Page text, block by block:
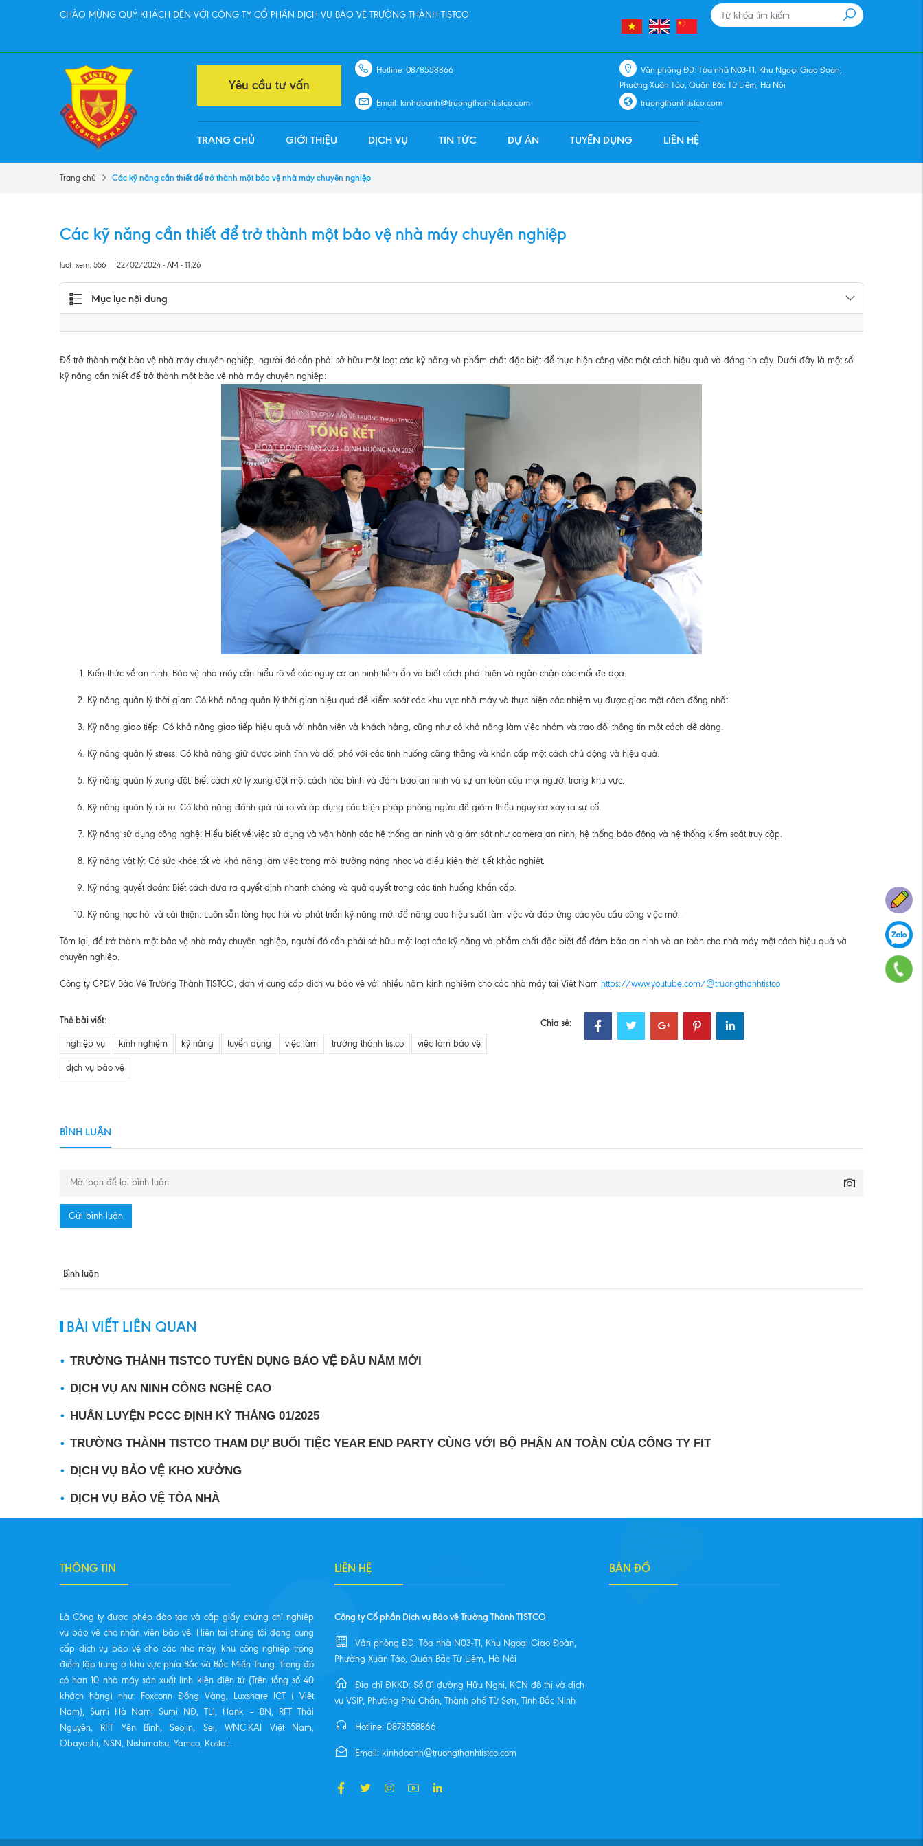
CHÀO MỪNG QUÝ KHÁCH ĐẾN VỚI CÔNG TY CỔ PHẦN DỊCH VỤ BẢO VỆ TRƯỜNG THÀNH TISTCO
Yêu cầu tư vấn
Hotline: 0878558866
Văn phòng ĐD: Tòa nhà N03-T1, Khu Ngoại Giao Đoàn,
Phường Xuân Tảo, Quận Bắc Từ Liêm, Hà Nội
Email: kinhdoanh@truongthanhtistco.com
truongthanhtistco.com
TRANG CHỦ GIỚI THIỆU DỊCH VỤ TIN TỨC DỰ ÁN TUYỂN DỤNG LIÊN HỆ
Trang chủ Các kỹ năng cần thiết để trở thành một bảo vệ nhà máy chuyên nghiệp
Các kỹ năng cần thiết để trở thành một bảo vệ nhà máy chuyên nghiệp
luot_xem: 556 22/02/2024 - AM - 11:26
Mục lục nội dung
Để trở thành một bảo vệ nhà máy chuyên nghiệp, người đó cần phải sở hữu một loạt các kỹ năng và phẩm chất đặc biệt để thực hiện công việc một cách hiệu quả và đáng tin cậy. Dưới đây là một số
kỹ năng cần thiết để trở thành một bảo vệ nhà máy chuyên nghiệp:
Kiến thức về an ninh: Bảo vệ nhà máy cần hiểu rõ về các nguy cơ an ninh tiềm ẩn và biết cách phát hiện và ngăn chặn các mối đe dọa.
Kỹ năng quản lý thời gian: Có khả năng quản lý thời gian hiệu quả để kiểm soát các khu vực nhà máy và thực hiện các nhiệm vụ được giao một cách đồng nhất.
Kỹ năng giao tiếp: Có khả năng giao tiếp hiệu quả với nhân viên và khách hàng, cũng như có khả năng làm việc nhóm và trao đổi thông tin một cách dễ dàng.
Kỹ năng quản lý stress: Có khả năng giữ được bình tĩnh và đối phó với các tình huống căng thẳng và khẩn cấp một cách chủ động và hiệu quả.
Kỹ năng quản lý xung đột: Biết cách xử lý xung đột một cách hòa bình và đảm bảo an ninh và sự an toàn của mọi người trong khu vực.
Kỹ năng quản lý rủi ro: Có khả năng đánh giá rủi ro và áp dụng các biện pháp phòng ngừa để giảm thiểu nguy cơ xảy ra sự cố.
Kỹ năng sử dụng công nghệ: Hiểu biết về việc sử dụng và vận hành các hệ thống an ninh và giám sát như camera an ninh, hệ thống báo động và hệ thống kiểm soát truy cập.
Kỹ năng vật lý: Có sức khỏe tốt và khả năng làm việc trong môi trường nặng nhọc và điều kiện thời tiết khắc nghiệt.
Kỹ năng quyết đoán: Biết cách đưa ra quyết định nhanh chóng và quả quyết trong các tình huống khẩn cấp.
Kỹ năng học hỏi và cải thiện: Luôn sẵn lòng học hỏi và phát triển kỹ năng mới để nâng cao hiệu suất làm việc và đáp ứng các yêu cầu công việc mới.
Tóm lại, để trở thành một bảo vệ nhà máy chuyên nghiệp, người đó cần phải sở hữu một loạt các kỹ năng và phẩm chất đặc biệt để đảm bảo an ninh và an toàn cho nhà máy một cách hiệu quả và
chuyên nghiệp.
Công ty CPDV Bảo Vệ Trường Thành TISTCO, đơn vị cung cấp dịch vụ bảo vệ với nhiều năm kinh nghiệm cho các nhà máy tại Việt Nam https://www.youtube.com/@truongthanhtistco
Thẻ bài viết:
nghiệp vụ kinh nghiệm kỹ năng tuyển dụng việc làm trường thành tistco việc làm bảo vệ
dịch vụ bảo vệ
Chia sẻ:
BÌNH LUẬN
Gửi bình luận
Bình luận
BÀI VIẾT LIÊN QUAN
TRƯỜNG THÀNH TISTCO TUYỂN DỤNG BẢO VỆ ĐẦU NĂM MỚI
DỊCH VỤ AN NINH CÔNG NGHỆ CAO
HUẤN LUYỆN PCCC ĐỊNH KỲ THÁNG 01/2025
TRƯỜNG THÀNH TISTCO THAM DỰ BUỔI TIỆC YEAR END PARTY CÙNG VỚI BỘ PHẬN AN TOÀN CỦA CÔNG TY FIT
DỊCH VỤ BẢO VỆ KHO XƯỞNG
DỊCH VỤ BẢO VỆ TÒA NHÀ
THÔNG TIN
Là Công ty được phép đào tạo và cấp giấy chứng chỉ nghiệp
vụ bảo vệ cho nhân viên bảo vệ. Hiện tại chúng tôi đang cung
cấp dịch vụ bảo vệ cho các nhà máy, khu công nghiệp trọng
điểm tập trung ở khu vực phía Bắc và Bắc Miền Trung. Trong đó
có hơn 10 nhà máy sản xuất linh kiện điện tử (Trên tổng số 40
khách hàng) như: Foxconn Đồng Vàng, Luxshare ICT ( Việt
Nam), Sumi Hà Nam, Sumi NĐ, TL1, Hank – BN, RFT Thái
Nguyên, RFT Yên Bình, Seojin, Sei, WNC.KAI Việt Nam,
Obayashi, NSN, Nishimatsu, Yamco, Kostat..
LIÊN HỆ
Công ty Cổ phần Dịch vụ Bảo vệ Trường Thành TISTCO
Văn phòng ĐD: Tòa nhà N03-T1, Khu Ngoại Giao Đoàn,
Phường Xuân Tảo, Quận Bắc Từ Liêm, Hà Nội
Địa chỉ ĐKKD: Số 01 đường Hữu Nghị, KCN đô thị và dịch
vụ VSIP, Phường Phù Chẩn, Thành phố Từ Sơn, Tỉnh Bắc Ninh
Hotline: 0878558866
Email: kinhdoanh@truongthanhtistco.com
BẢN ĐỒ